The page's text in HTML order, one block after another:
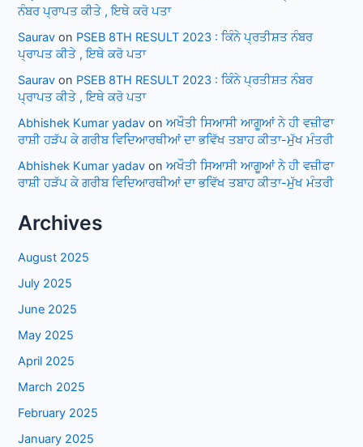
ਨੰਬਰ ਪ੍ਰਾਪਤ ਕੀਤੇ , ਇਥੇ ਕਰੋ ਪਤਾ
Saurav on PSEB 8TH RESULT 2023 : ਕਿੰਨੇ ਪ੍ਰਤੀਸ਼ਤ ਨੰਬਰ
ਪ੍ਰਾਪਤ ਕੀਤੇ , ਇਥੇ ਕਰੋ ਪਤਾ
Saurav on PSEB 8TH RESULT 2023 : ਕਿੰਨੇ ਪ੍ਰਤੀਸ਼ਤ ਨੰਬਰ
ਪ੍ਰਾਪਤ ਕੀਤੇ , ਇਥੇ ਕਰੋ ਪਤਾ
Abhishek Kumar yadav onਅਖੌਤੀ ਸਿਆਸੀ ਆਗੂਆਂ ਨੇ ਹੀ ਵਜ਼ੀਫਾ
ਰਾਸ਼ੀ ਹੜੱਪ ਕੇ ਗਰੀਬ ਵਿਦਿਆਰਥੀਆਂ ਦਾ ਭਵਿੱਖ ਤਬਾਹ ਕੀਤਾ-ਮੁੱਖ ਮੰਤਰੀ
Abhishek Kumar yadav onਅਖੌਤੀ ਸਿਆਸੀ ਆਗੂਆਂ ਨੇ ਹੀ ਵਜ਼ੀਫਾ
ਰਾਸ਼ੀ ਹੜੱਪ ਕੇ ਗਰੀਬ ਵਿਦਿਆਰਥੀਆਂ ਦਾ ਭਵਿੱਖ ਤਬਾਹ ਕੀਤਾ-ਮੁੱਖ ਮੰਤਰੀ
Archives
August 2025
July 2025
June 2025
May 2025
April 2025
March 2025
February 2025
January 2025